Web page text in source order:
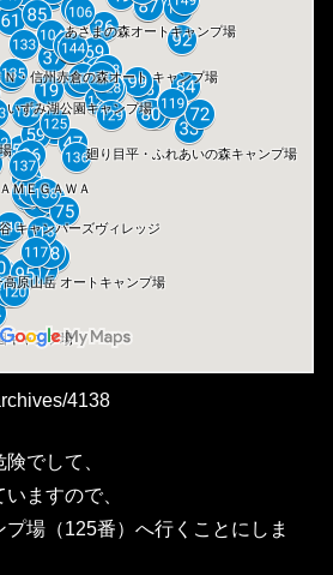
4138
でして、
ますので、
場（125番）へ行くことにしま